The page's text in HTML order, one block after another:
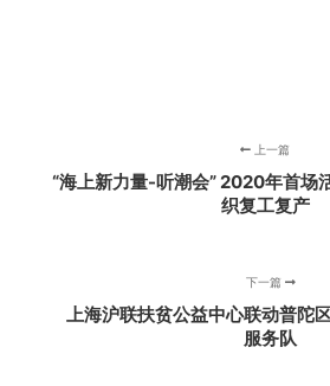
上一篇
“海上新力量-听潮会” 2020年首场
织复工复产
下一篇
上海沪联扶贫公益中心联动普陀
服务队